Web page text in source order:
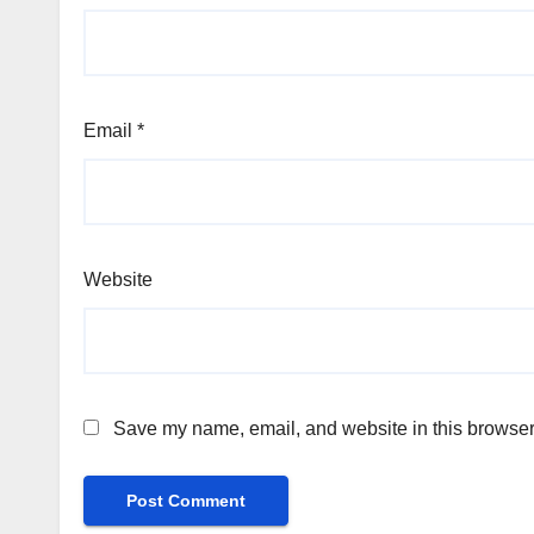
Email *
Website
Save my name, email, and website in this